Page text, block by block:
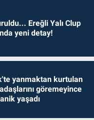
Ereğli Yalı Clup
yeni detay!
yanmaktan kurtulan
göremeyince
yaşadı